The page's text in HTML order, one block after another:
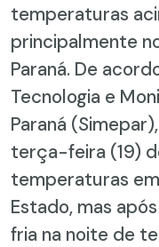
temperaturas
principalmente
Paraná. De
Tecnologia e
Paraná
terça-feira (19)
temperaturas
Estado, mas
fria na noite de